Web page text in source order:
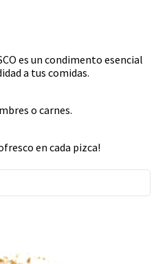
es un condimento esencial
a tus comidas.
o carnes.
en cada pizca!